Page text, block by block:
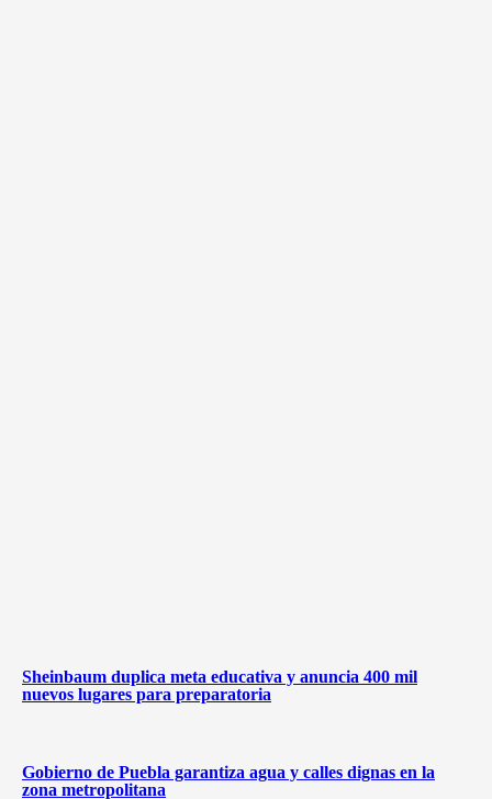
Sheinbaum duplica meta educativa y anuncia 400 mil
nuevos lugares para preparatoria
Gobierno de Puebla garantiza agua y calles dignas en la
zona metropolitana